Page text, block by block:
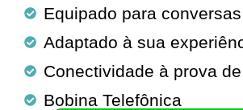
Equipado para
Adaptado à sua
Conectividade à prova
Bobina Telefônica